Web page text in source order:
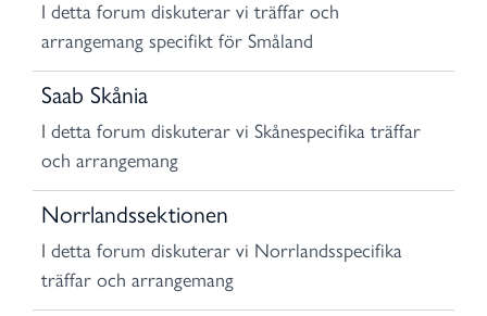
I detta forum diskuterar vi träffar och
arrangemang specifikt för Småland
Saab Skånia
I detta forum diskuterar vi Skånespecifika träffar
och arrangemang
Norrlandssektionen
I detta forum diskuterar vi Norrlandsspecifika
träffar och arrangemang